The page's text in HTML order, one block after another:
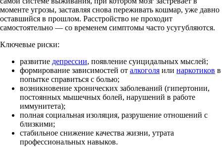
моменте угрозы, заставляя снова переживать кошмар, уже давно
оставшийся в прошлом. Расстройство не проходит
самостоятельно — со временем симптомы часто усугубляются.
Ключевые риски:
развитие депрессии, появление суицидальных мыслей;
формирование зависимостей от алкоголя или наркотиков в
попытке справиться с болью;
возникновение хронических заболеваний (гипертонии,
постоянных мышечных болей, нарушений в работе
иммунитета);
полная социальная изоляция, разрушение отношений с
близкими;
стабильное снижение качества жизни, утрата
профессиональных навыков.